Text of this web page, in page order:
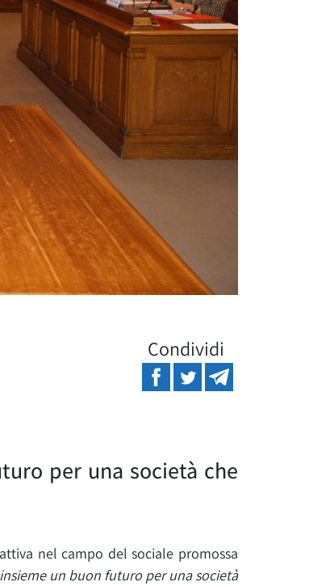
Condividi
per una società che
nel campo del sociale promossa
un buon futuro per una società